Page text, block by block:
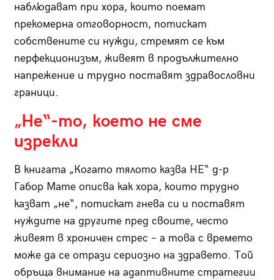
наблюдават при хора, които поемат
прекомерна отговорност, потискат
собствените си нужди, стремят се към
перфекционизъм, живеят в продължително
напрежение и трудно поставят здравословни
граници.
„Не“-то, което не сме
изрекли
В книгата „Когато тялото казва НЕ“ д-р
Габор Мате описва как хора, които трудно
казват „не“, потискат гнева си и поставят
нуждите на другите пред своите, често
живеят в хроничен стрес – а това с времето
може да се отрази сериозно на здравето. Той
обръща внимание на адаптивните стратегии